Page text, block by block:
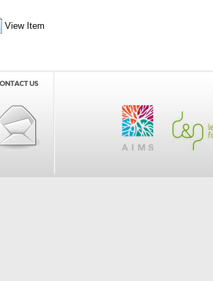
View Item